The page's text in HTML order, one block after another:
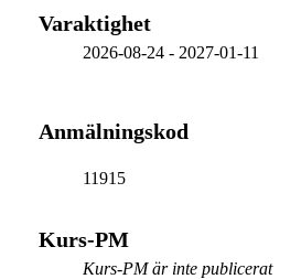
Varaktighet
2026-08-24- 2027-01-11
Anmälningskod
11915
Kurs-PM
Kurs-PM är inte publicerat